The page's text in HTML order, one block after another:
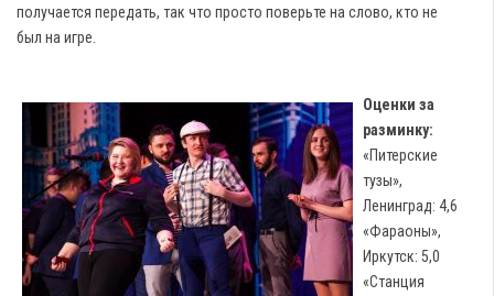
получается передать, так что просто поверьте на слово, кто не
был на игре.
Оценки за
разминку:
«Питерские
тузы»,
Ленинград: 4,6
«Фараоны»,
Иркутск: 5,0
«Станция